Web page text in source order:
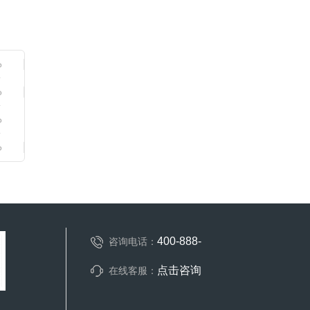
咨询电话： 400-888-
在线客服： 点击咨询